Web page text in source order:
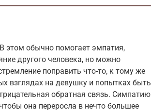
этом обычно помогает эмпатия,
другого человека, но можно
поправить что-то, к тому же
взглядах на девушку и попытках быть
обратная связь. Симпатию
она переросла в нечто большее